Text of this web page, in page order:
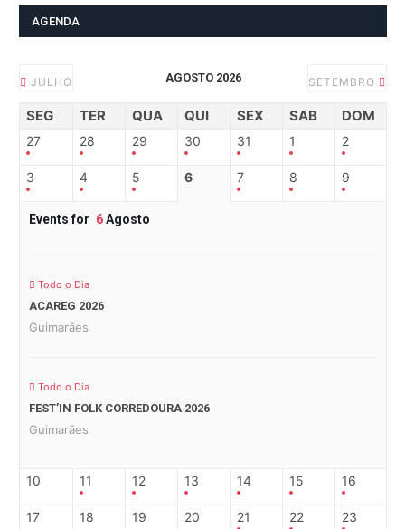
AGENDA
JULHO AGOSTO 2026 SETEMBRO
SEG TER QUA QUI SEX SAB DOM
27 28 29 30 31 1 2
3 4 5 6 7 8 9
Events for 6Agosto
Todo o Dia
ACAREG 2026
Guimarães
Todo o Dia
FEST’IN FOLK CORREDOURA 2026
Guimarães
10 11 12 13 14 15 16
17 18 19 20 21 22 23